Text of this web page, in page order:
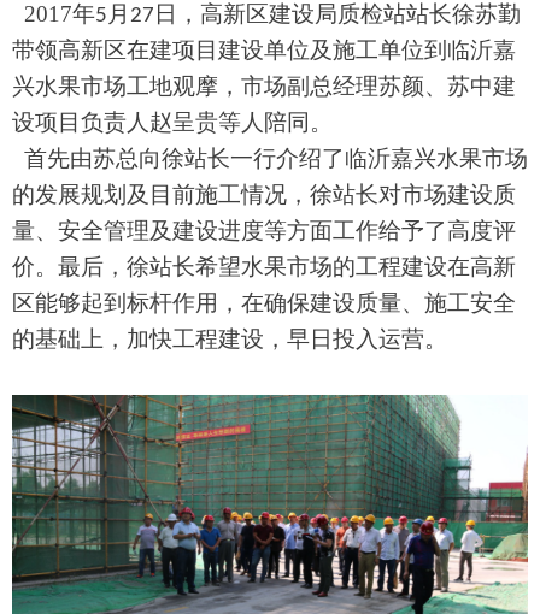
2017年5 月 27 日，高新区建设局质检站站长徐苏勤
带领高新区在建项目建设单位及施工单位到临沂嘉
兴水果市场工地观摩，市场副总经理苏颜、苏中建
设项目负责人赵呈贵等人陪同。
首先由苏总向徐站长一行介绍了临沂嘉兴水果市场
的发展规划及目前施工情况，徐站长对市场建设质
量、安全管理及建设进度等方面工作给予了高度评
价。最后，徐站长希望水果市场的工程建设在高新
区能够起到标杆作用，在确保建设质量、施工安全
的基础上，加快工程建设，早日投入运营。